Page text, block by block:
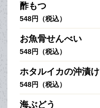
酢もつ
548円（税込）
お魚骨せんべい
548円（税込）
ホタルイカの沖漬け
548円（税込）
海ぶどう